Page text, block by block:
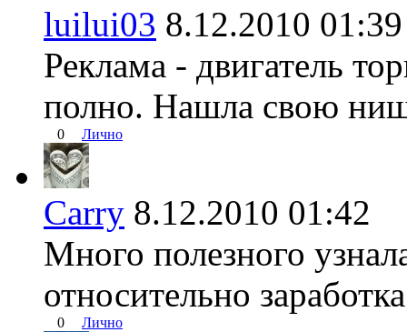
luilui03 8.12.2010
Реклама - двигатель
полно. Нашла свою
0 Лично
Carry 8.12.2010 01:42
Много полезного
относительно
0 Лично